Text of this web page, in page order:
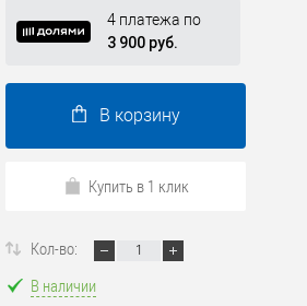
4 платежа по
3 900 руб.
В корзину
Купить в 1 клик
Кол-во:
В наличии